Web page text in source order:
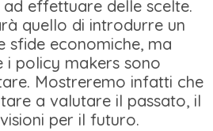
effettuare delle scelte.
quello di introdurre un
sfide economiche, ma
i policy makers sono
Mostreremo infatti che
a valutare il passato, il
per il futuro.